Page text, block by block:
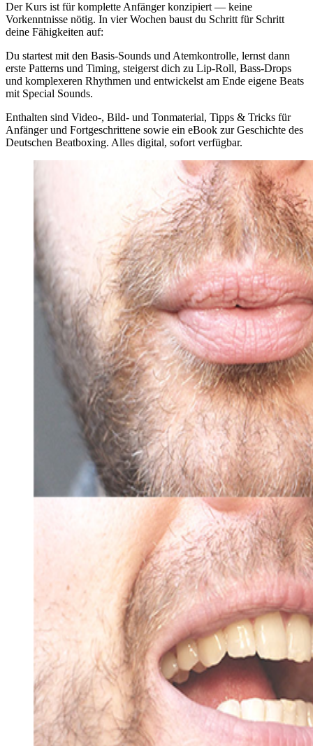
Der Kurs ist für komplette Anfänger konzipiert — keine
Vorkenntnisse nötig. In vier Wochen baust du Schritt für Schritt
deine Fähigkeiten auf:
Du startest mit den Basis-Sounds und Atemkontrolle, lernst dann
erste Patterns und Timing, steigerst dich zu Lip-Roll, Bass-Drops
und komplexeren Rhythmen und entwickelst am Ende eigene Beats
mit Special Sounds.
Enthalten sind Video-, Bild- und Tonmaterial, Tipps & Tricks für
Anfänger und Fortgeschrittene sowie ein eBook zur Geschichte des
Deutschen Beatboxing. Alles digital, sofort verfügbar.